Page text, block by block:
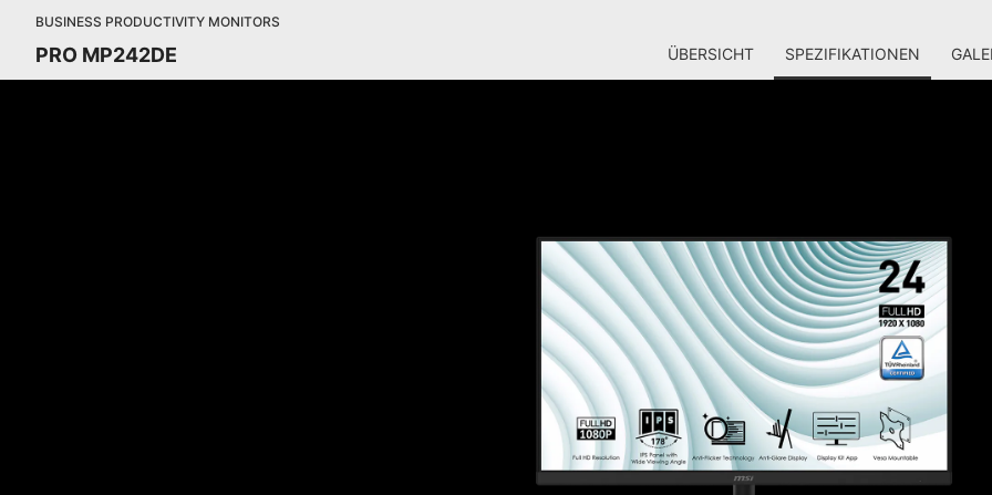
BUSINESS PRODUCTIVITY MONITORS
PRO MP242DE ÜBERSICHT SPEZIFIKATIONEN